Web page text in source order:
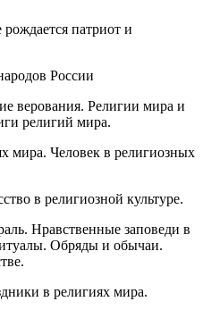
патриот и
России
верования. Религии мира и
религий мира.
мира. Человек в религиозных
в религиозной культуре.
Нравственные заповеди в
Обряды и обычаи.
в религиях мира.